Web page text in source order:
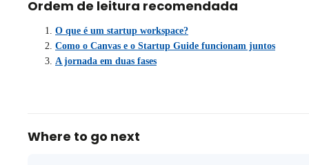
Ordem de leitura recomendada
O que é um startup workspace?
Como o Canvas e o Startup Guide funcionam juntos
A jornada em duas fases
Where to go next